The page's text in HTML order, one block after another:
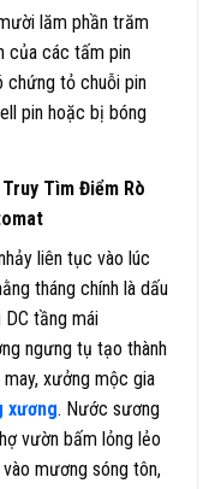
lăm phần trăm
của các tấm pin
chứng tỏ chuỗi pin
pin hoặc bị bóng
Tìm Điểm Rò
liên tục vào lúc
tháng chính là dấu
tầng mái
ngưng tụ tạo thành
xưởng mộc gia
xương. Nước sương
vườn bấm lỏng lẻo
mương sóng tôn,